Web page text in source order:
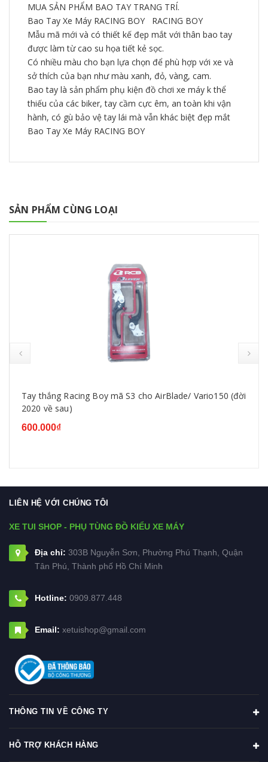
MUA SẢN PHẨM BAO TAY TRANG TRÍ.
Bao Tay Xe Máy RACING BOY RACING BOY
Mẫu mã mới và có thiết kế đẹp mắt với thân bao tay
được làm từ cao su họa tiết kẻ sọc.
Có nhiều màu cho bạn lựa chọn để phù hợp với xe và
sở thích của bạn như màu xanh, đỏ, vàng, cam.
Bao tay là sản phẩm phụ kiện đồ chơi xe máy k thể
thiếu của các biker, tay cầm cực êm, an toàn khi vận
hành, có gù bảo vệ tay lái mà vẫn khác biệt đẹp mắt
Bao Tay Xe Máy RACING BOY
SẢN PHẨM CÙNG LOẠI
Tay thắng Racing Boy mã S3 cho AirBlade/ Vario150 (đời
2020 về sau)
600.000₫
LIÊN HỆ VỚI CHÚNG TÔI
XE TUI SHOP - PHỤ TÙNG ĐỒ KIỂU XE MÁY
Địa chỉ: 303B Nguyễn Sơn, Phường Phú Thạnh, Quận
Tân Phú, Thành phố Hồ Chí Minh
Hotline: 0909.877.448
Email: xetuishop@gmail.com
THÔNG TIN VỀ CÔNG TY
HỖ TRỢ KHÁCH HÀNG